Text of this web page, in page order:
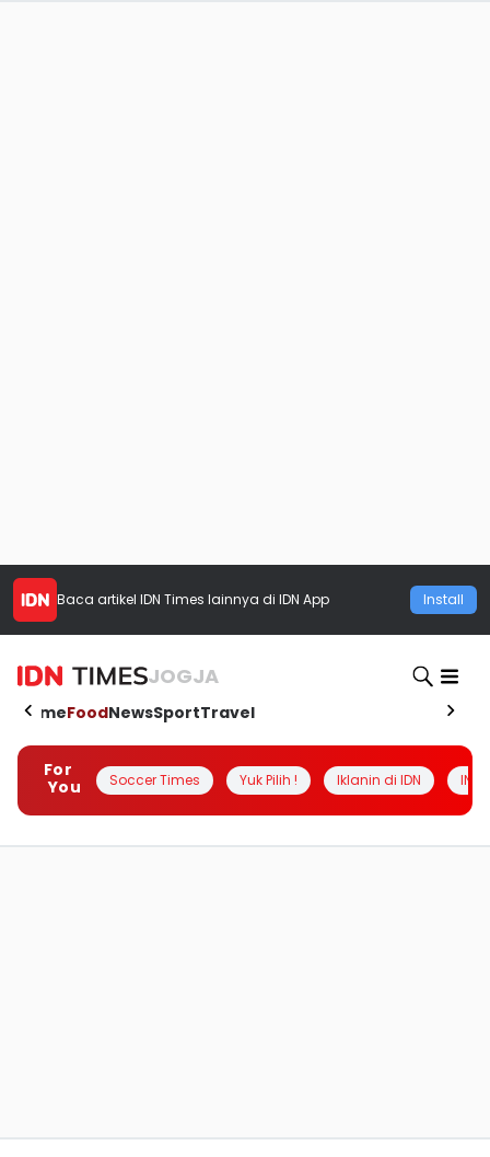
Baca artikel IDN Times lainnya di IDN App Install
JOGJA
HomeFoodNewsSportTravel
For
You
Soccer Times Yuk Pilih ! Iklanin di IDN